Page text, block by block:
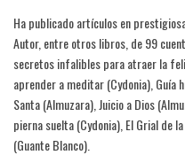
Ha publicado artículos en
Autor, entre otros libros, de 99
secretos infalibles para atraer la
aprender a meditar (Cydonia),
Santa (Almuzara), Juicio a Dios
pierna suelta (Cydonia), El Grial de
(Guante Blanco).